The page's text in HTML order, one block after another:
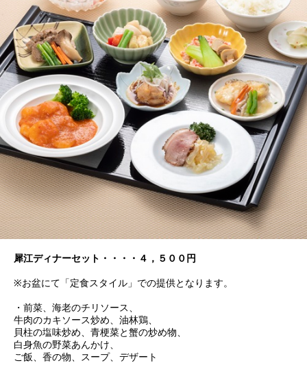
犀江ディナーセット・・・・４，５００円
※お盆にて「定食スタイル」での提供となります。
・前菜、海老のチリソース、
牛肉のカキソース炒め、油林鶏、
貝柱の塩味炒め、青梗菜と蟹の炒め物、
白身魚の野菜あんかけ、
ご飯、香の物、スープ、デザート